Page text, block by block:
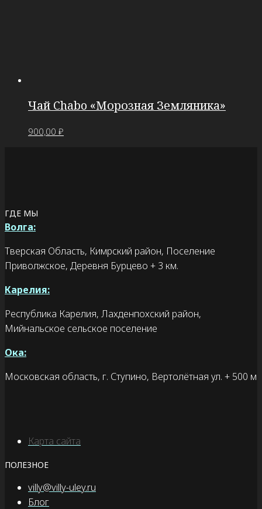
Чай Chabo «Морозная Земляника»
900,00 ₽
ГДЕ МЫ
Волга:
Тверская Область, Кимрский район, Поселение
Приволжское, Деревня Бурцево + 3 км.
Карелия:
Республика Карелия, Лахденпохский район,
Мийнальское сельское поселение
Ока:
Московская область, г. Ступино, Вертолётная ул. + 500 м
Карта сайта
ПОЛЕЗНОЕ
villy@villy-uley.ru
Блог